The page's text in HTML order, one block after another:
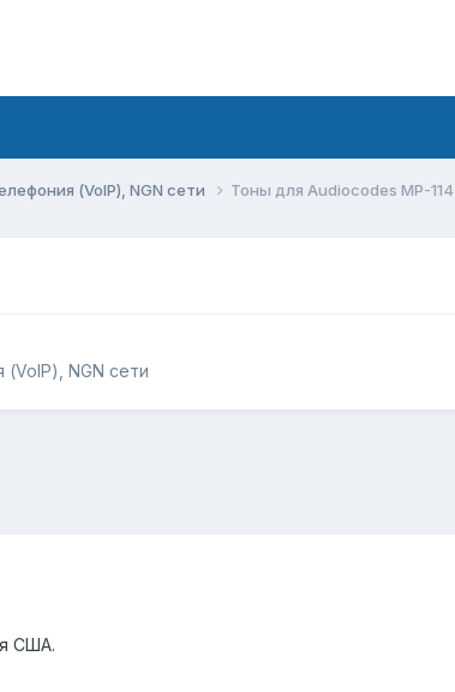
(VoIP), NGN сети Тоны для Audiocodes MP-114
(VoIP), NGN сети
США.